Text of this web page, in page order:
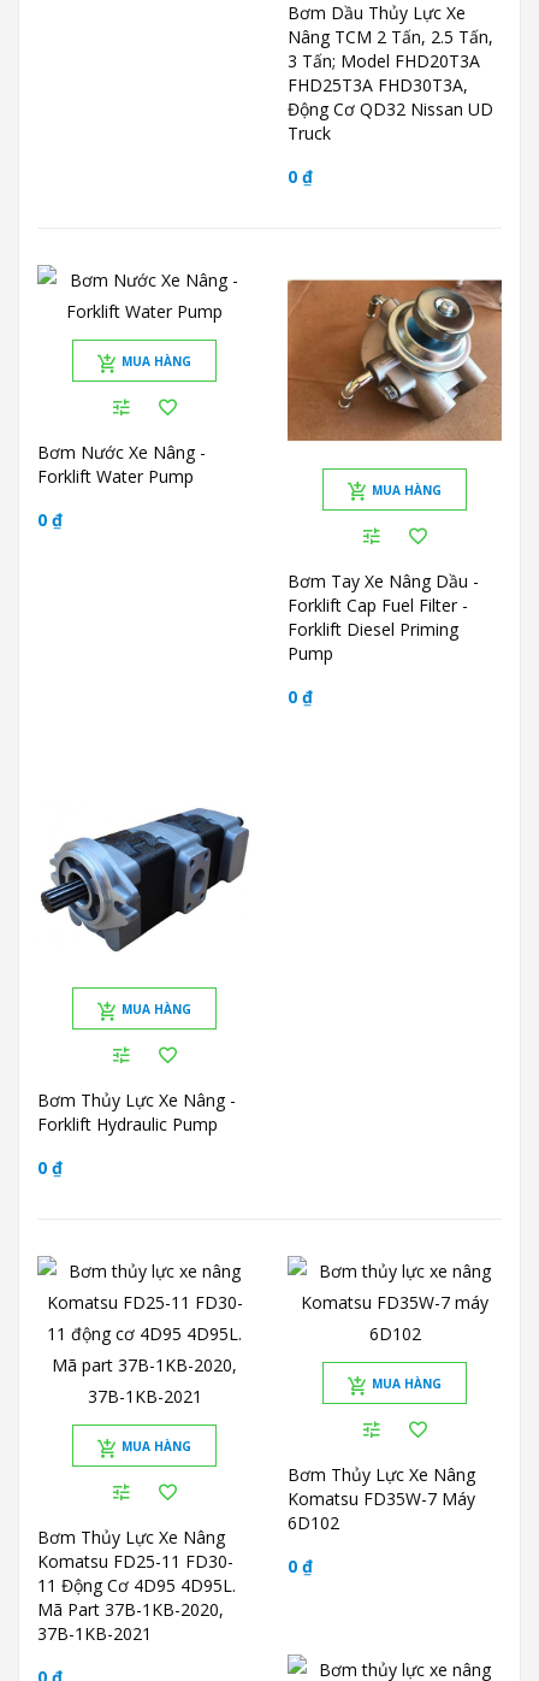
Bơm Dầu Thủy Lực Xe
Nâng TCM 2 Tấn, 2.5 Tấn,
3 Tấn; Model FHD20T3A
FHD25T3A FHD30T3A,
Động Cơ QD32 Nissan UD
Truck
0 ₫
MUA HÀNG
Bơm Nước Xe Nâng -
Forklift Water Pump
0 ₫
MUA HÀNG
Bơm Tay Xe Nâng Dầu -
Forklift Cap Fuel Filter -
Forklift Diesel Priming
Pump
0 ₫
MUA HÀNG
Bơm Thủy Lực Xe Nâng -
Forklift Hydraulic Pump
0 ₫
MUA HÀNG
Bơm Thủy Lực Xe Nâng
Komatsu FD25-11 FD30-
11 Động Cơ 4D95 4D95L.
Mã Part 37B-1KB-2020,
37B-1KB-2021
MUA HÀNG
Bơm Thủy Lực Xe Nâng
Komatsu FD35W-7 Máy
6D102
0 ₫